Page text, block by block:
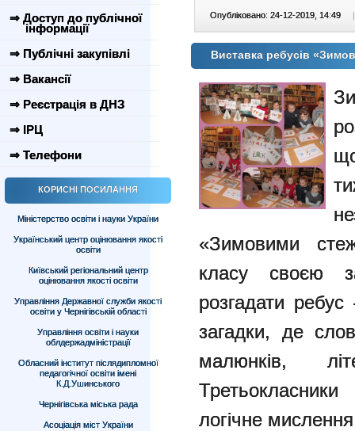
⇒ Доступ до публічної
інформації
⇒ Публічні закупівлі
⇒ Вакансії
⇒ Реєстрація в ДНЗ
⇒ ІРЦ
⇒ Телефони
КОРИСНІ ПОСИЛАННЯ
Міністерство освіти і науки України
Український центр оцінювання якості
освіти
Київський регіональний центр
оцінювання якості освіти
Управління Державної служби якості
освіти у Чернігівській області
Управління освіти і науки
облдержадміністрації
Обласний інститут післядипломної
педагогічної освіти імені
К.Д.Ушинського
Чернігівська міська рада
Асоціація міст України
Опубліковано: 24-12-2019, 14:49 |
Виставка ребусів
«Зимовими
класу своєю
розгадати
загадки, де
малюнків,
Третьокласники
логічне